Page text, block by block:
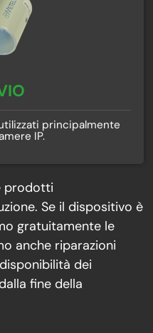
principalmente
IP.
prodotti
Se il dispositivo è
gratuitamente le
anche riparazioni
dei
fine della